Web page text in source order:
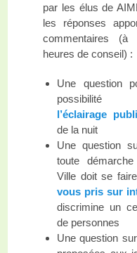
par les élus de
les réponses
commentaires
heures de conseil) :
Une question
possibilité
l’éclairage
de la nuit
Une question
toute
Ville doit se
vous pris sur
discrimine un
de personnes
Une question